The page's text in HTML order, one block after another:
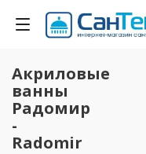
Акриловые
ванны
Радомир
-
Radomir